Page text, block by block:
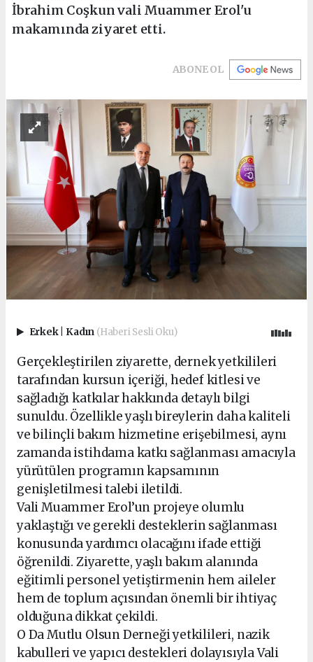
İbrahim Coşkun vali Muammer Erol'u
makamında ziyaret etti.
ABONE OL
Erkek Kadın (Haberi Sesli Oku)
Gerçekleştirilen ziyarette, dernek yetkilileri
tarafından kursun içeriği, hedef kitlesi ve
sağladığı katkılar hakkında detaylı bilgi
sunuldu. Özellikle yaşlı bireylerin daha kaliteli
ve bilinçli bakım hizmetine erişebilmesi, aynı
zamanda istihdama katkı sağlanması amacıyla
yürütülen programın kapsamının
genişletilmesi talebi iletildi.
Vali Muammer Erol’un projeye olumlu
yaklaştığı ve gerekli desteklerin sağlanması
konusunda yardımcı olacağını ifade ettiği
öğrenildi. Ziyarette, yaşlı bakım alanında
eğitimli personel yetiştirmenin hem aileler
hem de toplum açısından önemli bir ihtiyaç
olduğuna dikkat çekildi.
O Da Mutlu Olsun Derneği yetkilileri, nazik
kabulleri ve yapıcı destekleri dolayısıyla Vali